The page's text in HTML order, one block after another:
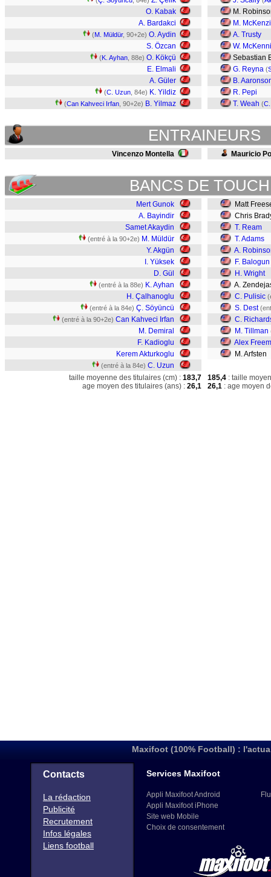
O. Kabak
A. Bardakci
(M. Müldür, 90+2e) O. Aydin
S. Özcan
(K. Ayhan , 88e) O. Kökçü
E. Elmali
A. Güler
(C. Uzun , 84e) K. Yildiz
(Can Kahveci Irfan , 90+2e) B. Yilmaz
M.
M.
A. Trusty
W.
Sebastian
G. Reyna (
B.
R. Pepi
T. Weah (
ENTRAINEURS
Vincenzo Montella Mauricio
BANCS DE
Mert Gunok
A. Bayindir
Samet Akaydin
(entré à la 90+2e) M. Müldür
Y. Akgün
I. Yüksek
D. Gül
(entré à la 88e) K. Ayhan
H. Çalhanoglu
(entré à la 84e) Ç. Söyüncü
(entré à la 90+2e) Can Kahveci Irfan
M. Demiral
F. Kadioglu
Kerem Akturkoglu
(entré à la 84e) C. Uzun
Matt
Chris
T. Ream
T. Adams
A.
F. Balogun
H. Wright
A.
C. Pulisic
S. Dest
C.
M. Tillman
Alex
M. Arfsten
taille moyenne des titulaires (cm) : 183,7
age moyen des titulaires (ans) : 26,1
185,4 : taille
26,1 : age moyen
Maxifoot (100% Football) :
Contacts
La rédaction
Publicité
Recrutement
Infos légales
Liens football
Services Maxifoot
Appli Maxifoot Android
Appli Maxifoot iPhone
Site web Mobile
Choix de consentement